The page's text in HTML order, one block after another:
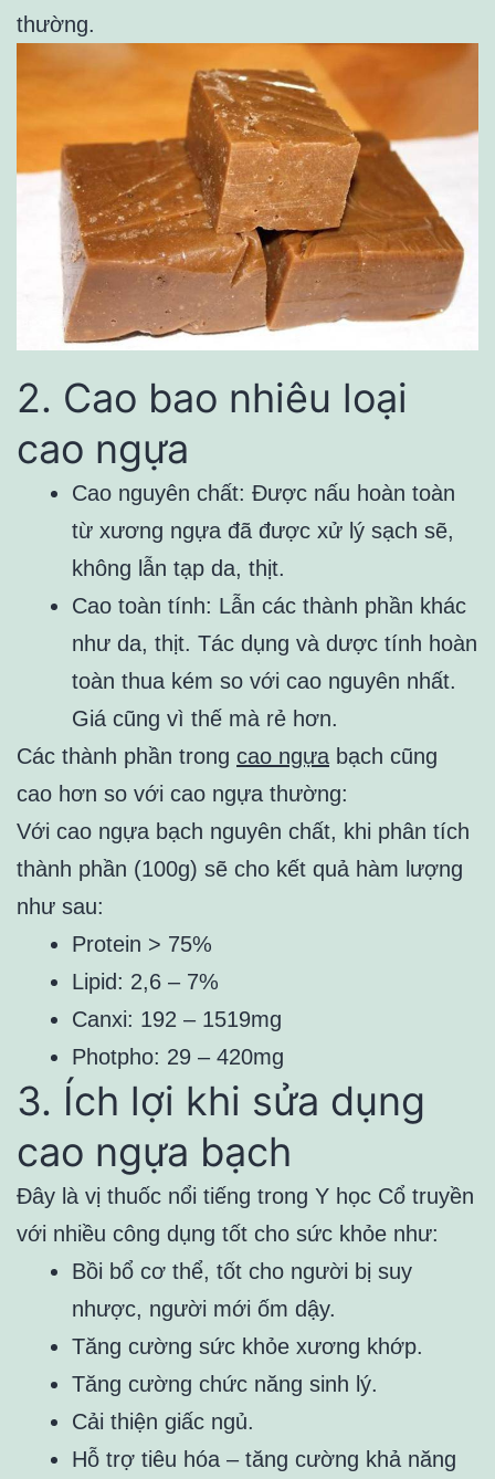
thường.
2. Cao bao nhiêu loại
cao ngựa
Cao nguyên chất: Được nấu hoàn toàn
từ xương ngựa đã được xử lý sạch sẽ,
không lẫn tạp da, thịt.
Cao toàn tính: Lẫn các thành phần khác
như da, thịt. Tác dụng và dược tính hoàn
toàn thua kém so với cao nguyên nhất.
Giá cũng vì thế mà rẻ hơn.
Các thành phần trong cao ngựa bạch cũng
cao hơn so với cao ngựa thường:
Với cao ngựa bạch nguyên chất, khi phân tích
thành phần (100g) sẽ cho kết quả hàm lượng
như sau:
Protein > 75%
Lipid: 2,6 – 7%
Canxi: 192 – 1519mg
Photpho: 29 – 420mg
3. Ích lợi khi sửa dụng
cao ngựa bạch
Đây là vị thuốc nổi tiếng trong Y học Cổ truyền
với nhiều công dụng tốt cho sức khỏe như:
Bồi bổ cơ thể, tốt cho người bị suy
nhược, người mới ốm dậy.
Tăng cường sức khỏe xương khớp.
Tăng cường chức năng sinh lý.
Cải thiện giấc ngủ.
Hỗ trợ tiêu hóa – tăng cường khả năng